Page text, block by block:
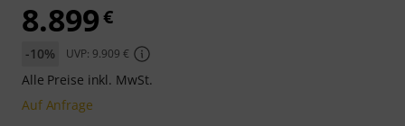
8.899€
-10% UVP: 9.909 €
Alle Preise inkl. MwSt.
Auf Anfrage